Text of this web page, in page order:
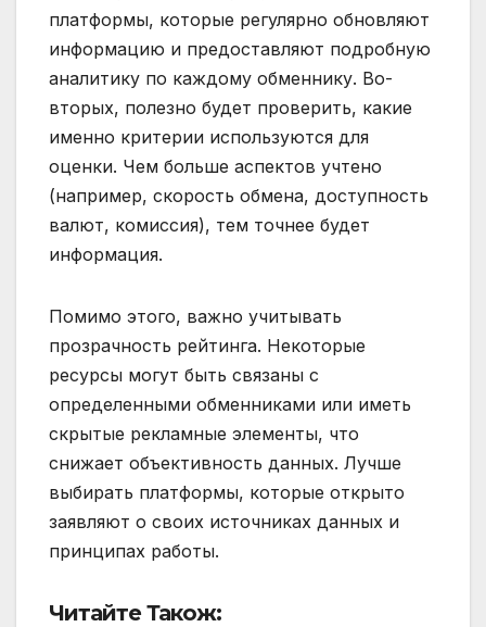
платформы, которые регулярно обновляют
информацию и предоставляют подробную
аналитику по каждому обменнику. Во-
вторых, полезно будет проверить, какие
именно критерии используются для
оценки. Чем больше аспектов учтено
(например, скорость обмена, доступность
валют, комиссия), тем точнее будет
информация.
Помимо этого, важно учитывать
прозрачность рейтинга. Некоторые
ресурсы могут быть связаны с
определенными обменниками или иметь
скрытые рекламные элементы, что
снижает объективность данных. Лучше
выбирать платформы, которые открыто
заявляют о своих источниках данных и
принципах работы.
Читайте Також: